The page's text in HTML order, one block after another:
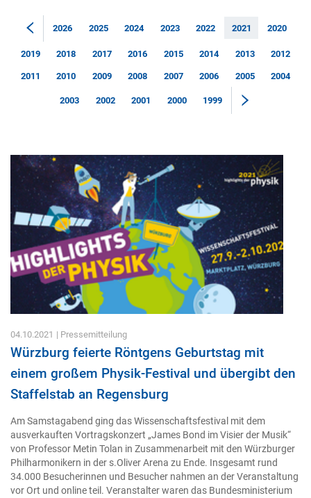
2026 2025 2024 2023 2022 2021 2020
2019 2018 2017 2016 2015 2014 2013 2012
2011 2010 2009 2008 2007 2006 2005 2004
2003 2002 2001 2000 1999
04.10.2021 | Pressemitteilung
Würzburg feierte Röntgens Geburtstag mit
einem großem Physik-Festival und übergibt den
Staffelstab an Regensburg
Am Samstagabend ging das Wissenschaftsfestival mit dem
ausverkauften Vortragskonzert „James Bond im Visier der Musik“
von Professor Metin Tolan in Zusammenarbeit mit den Würzburger
Philharmonikern in der s.Oliver Arena zu Ende. Insgesamt rund
34.000 Besucherinnen und Besucher nahmen an der Veranstaltung
vor Ort und online teil. Veranstalter waren das Bundesministerium